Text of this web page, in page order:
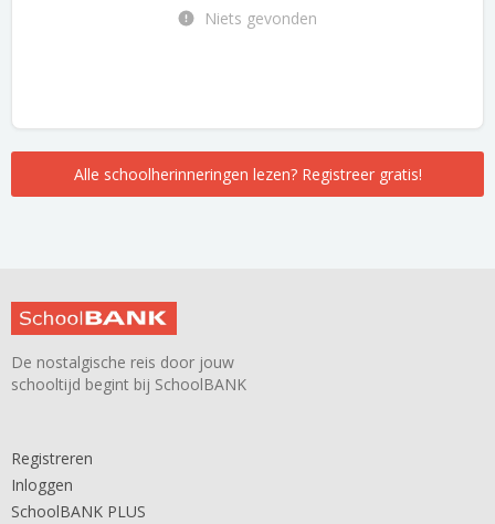
Niets gevonden
Alle schoolherinneringen lezen? Registreer gratis!
De nostalgische reis door jouw
schooltijd begint bij SchoolBANK
Registreren
Inloggen
SchoolBANK PLUS